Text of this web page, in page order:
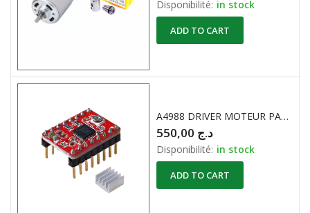
Disponibilité: in stock
ADD TO CART
A4988 DRIVER MOTEUR PAS A PAS
د.ج
Disponibilité: in stock
ADD TO CART